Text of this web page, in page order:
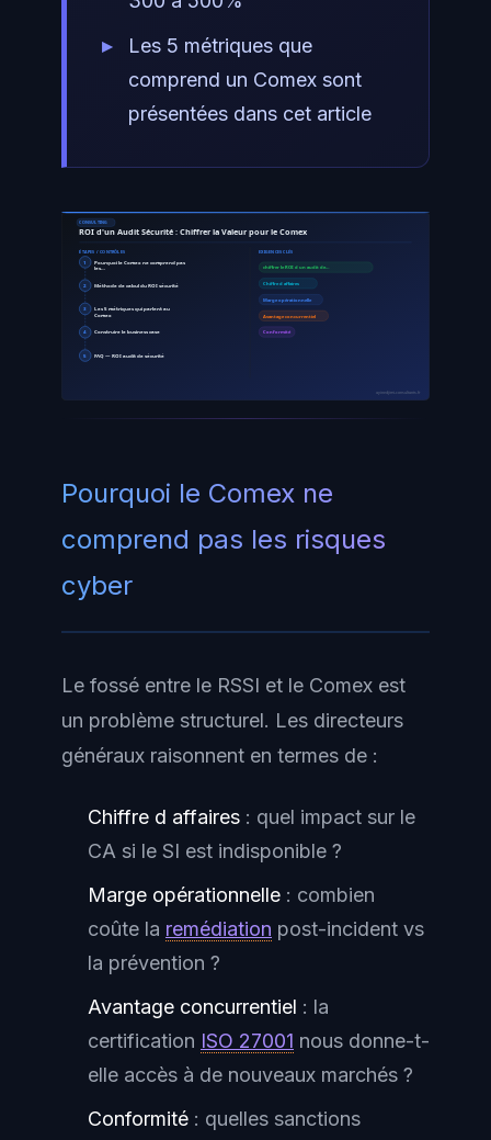
Les 5 métriques que
comprend un Comex sont
présentées dans cet article
CONSULTING
ROI d'un Audit Sécurité : Chiffrer la Valeur pour le Comex
ÉTAPES / CONTRÔLES
1
Pourquoi le Comex ne comprend pas
les…
2 Méthode de calcul du ROI sécurité
3
Les 5 métriques qui parlent au
Comex
4 Construire le business case
5 FAQ — ROI audit de sécurité
EXIGENCES CLÉS
chiffrer le ROI d un audit de…
Chiffre d affaires
Marge opérationnelle
Avantage concurrentiel
Conformité
ayinedjimi-consultants.fr
Pourquoi le Comex ne
comprend pas les risques
cyber
Le fossé entre le RSSI et le Comex est
un problème structurel. Les directeurs
généraux raisonnent en termes de :
Chiffre d affaires : quel impact sur le
CA si le SI est indisponible ?
Marge opérationnelle : combien
coûte la remédiation post-incident vs
la prévention ?
Avantage concurrentiel : la
certification ISO 27001 nous donne-t-
elle accès à de nouveaux marchés ?
Conformité : quelles sanctions